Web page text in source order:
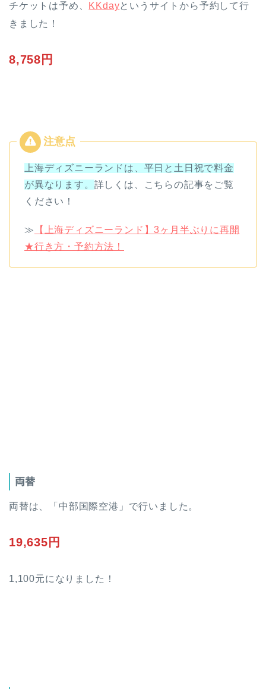
チケットは予め、 KKdayというサイトから予約して行
きました！
8,758円
上海ディズニーランドは、平日と土日祝で料金
が異なります。 詳しくは、こちらの記事をご覧
ください！
≫
【上海ディズニーランド】3ヶ月半ぶりに再開
★行き方・予約方法！
両替
両替は、「中部国際空港」で行いました。
19,635円
1,100元になりました！